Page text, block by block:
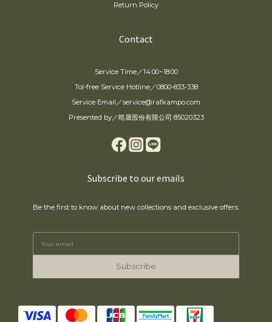
Return Policy
Contact
Service Time／14:00~18:00
Tol-free Service Hotline／0800-833-338
Service Email／service@rafkampo.com
Presented by／晧晟股份有限公司 85020323
Subscribe to our emails
Be the first to know about new collections and exclusive offers.
Subscribe